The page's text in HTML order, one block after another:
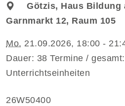
Götzis, Haus Bildung
Garnmarkt 12, Raum 105
Mo. 21.09.2026, 18:00 -
Dauer: 38 Termine /
Unterrichtseinheiten
26W50400